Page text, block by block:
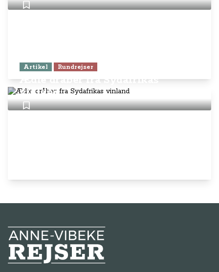
Artikel Rundrejser
Ædle dråber fra Sydafrikas
vinland
Anne-Vibeke Rejser